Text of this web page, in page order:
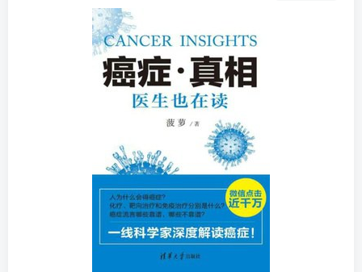
登录
没有账号？立即注册
登录密码
记住登录 找回密码|免密登录
登录